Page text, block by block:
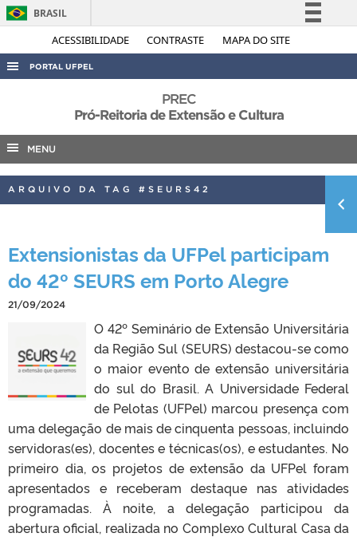
ACESSIBILIDADE CONTRASTE MAPA DO SITE
BRASIL
Simplifique!
Acesso à informação
Legislação
PORTAL UFPEL
AUDITORIA
COBALTO
CONCURSOS
OUVIDORIA
PORTARIAS
TELEFONES
PREC
Pró-Reitoria de Extensão e Cultura
MENU
ARQUIVO DA TAG #SEURS42
Extensionistas da UFPel participam
do 42º SEURS em Porto Alegre
21/09/2024
O 42º Seminário de Extensão Universitária
da Região Sul (SEURS) destacou-se como
o maior evento de extensão universitária
do sul do Brasil. A Universidade Federal
de Pelotas (UFPel) marcou presença com
uma delegação de mais de cinquenta pessoas, incluindo
servidoras(es), docentes e técnicas(os), e estudantes. No
primeiro dia, os projetos de extensão da UFPel foram
apresentados e receberam destaque nas atividades
programadas. À noite, a delegação participou da
abertura oficial, realizada no Complexo Cultural Casa da